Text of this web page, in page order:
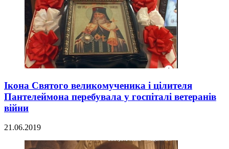
Ікона Святого великомученика і цілителя
Пантелеймона перебувала у госпіталі ветеранів
війни
21.06.2019